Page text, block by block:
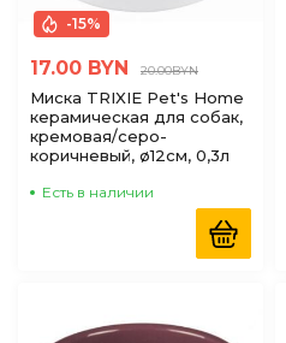
-15%
17.00 BYN 20.00BYN
Миска TRIXIE Pet's Home
керамическая для собак,
кремовая/серо-
коричневый, ø12см, 0,3л
Есть в наличии